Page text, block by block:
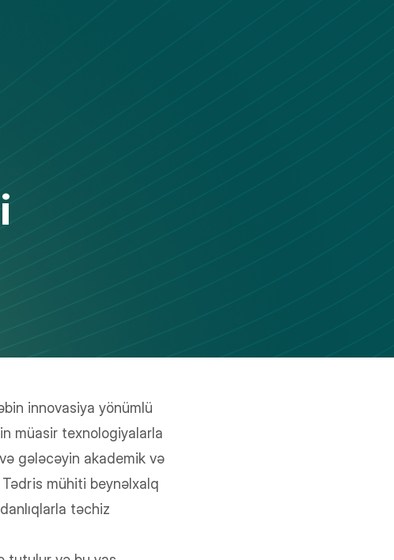
innovasiya yönümlü
müasir texnologiyalarla
gələcəyin akademik və
Tədris mühiti beynəlxalq
təchiz